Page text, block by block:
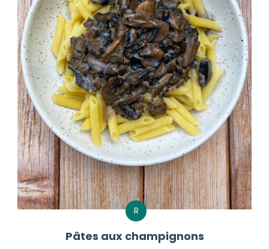
R
Pâtes aux champignons